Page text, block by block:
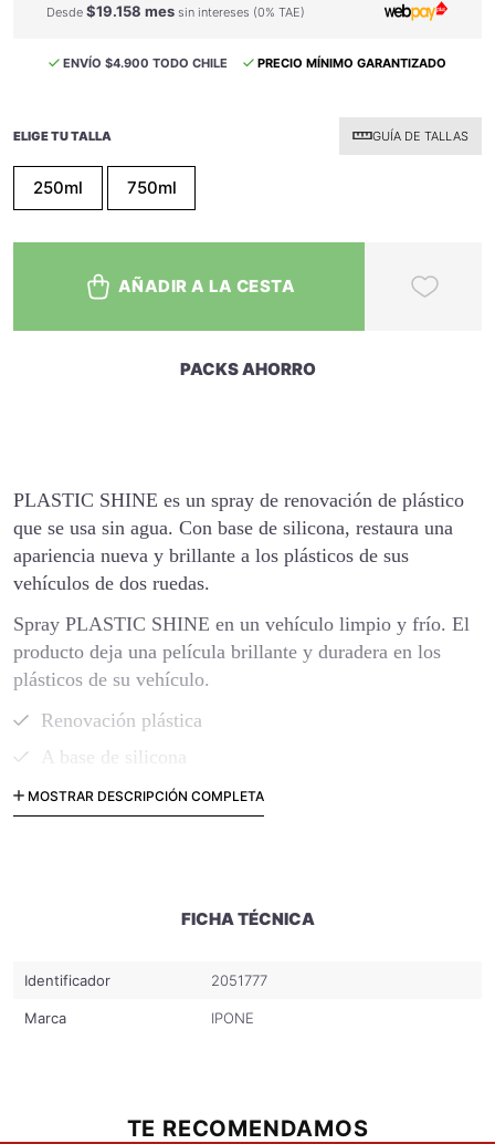
Desde $19.158 mes sin intereses (0% TAE)
ENVÍO $4.900 TODO CHILE PRECIO MÍNIMO GARANTIZADO
ELIGE TU TALLA GUÍA DE TALLAS
250ml 750ml
AÑADIR A LA CESTA
PACKS AHORRO
PLASTIC SHINE es un spray de renovación de plástico
que se usa sin agua. Con base de silicona, restaura una
apariencia nueva y brillante a los plásticos de sus
vehículos de dos ruedas.
Spray PLASTIC SHINE en un vehículo limpio y frío. El
producto deja una película brillante y duradera en los
plásticos de su vehículo.
Renovación plástica
A base de silicona
Efecto duradero y brillante.
MOSTRAR DESCRIPCIÓN COMPLETA
FICHA TÉCNICA
Identificador 2051777
Marca IPONE
TE RECOMENDAMOS